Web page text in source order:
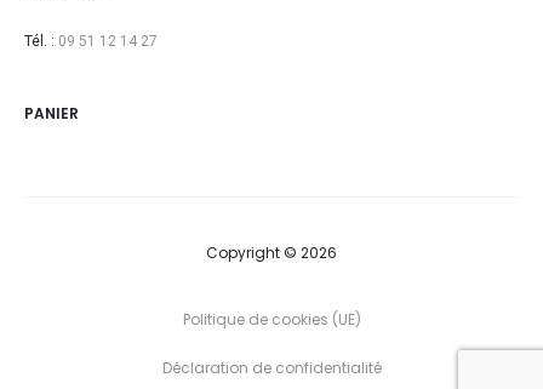
Tél. : 09 51 12 14 27
PANIER
Copyright © 2026
Politique de cookies (UE)
Déclaration de confidentialité